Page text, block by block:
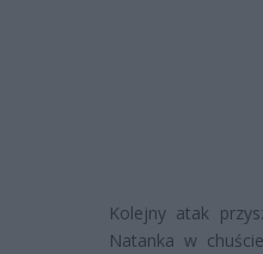
Kolejny atak
Natanka w